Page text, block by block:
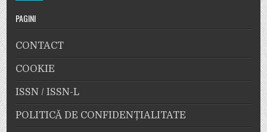
PAGINI
CONTACT
COOKIE
ISSN / ISSN-L
POLITICĂ DE CONFIDENȚIALITATE